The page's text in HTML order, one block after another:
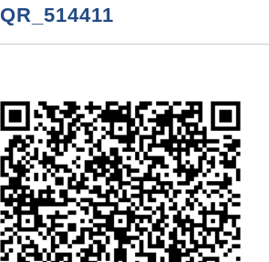
QR_514411